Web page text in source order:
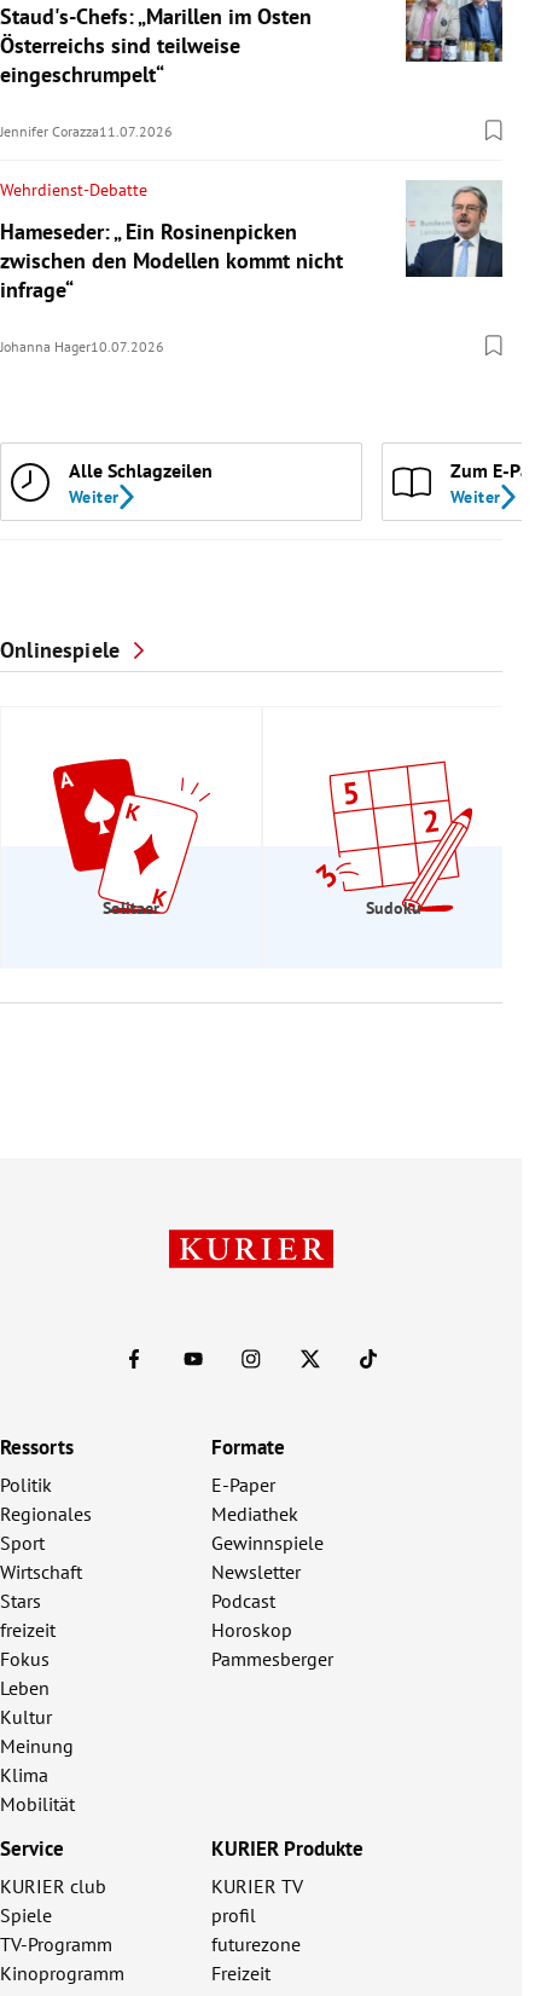
Staud's-Chefs: „Marillen im Osten
Österreichs sind teilweise
eingeschrumpelt“
Jennifer Corazza11.07.2026
Wehrdienst-Debatte
Hameseder: „ Ein Rosinenpicken
zwischen den Modellen kommt nicht
infrage“
Johanna Hager10.07.2026
Alle Schlagzeilen
Weiter
Zum E-
Weiter
Onlinespiele
Solitaer Sudoku
Ressorts
Politik
Regionales
Sport
Wirtschaft
Stars
freizeit
Fokus
Leben
Kultur
Meinung
Klima
Mobilität
Formate
E-Paper
Mediathek
Gewinnspiele
Newsletter
Podcast
Horoskop
Pammesberger
Service
KURIER club
Spiele
TV-Programm
Kinoprogramm
KURIER Produkte
KURIER TV
profil
futurezone
Freizeit